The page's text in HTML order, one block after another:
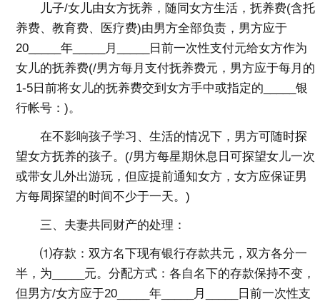
儿子/女儿由女方抚养，随同女方生活，抚养费(含托
养费、教育费、医疗费)由男方全部负责，男方应于
20_____年_____月_____日前一次性支付元给女方作为
女儿的抚养费(/男方每月支付抚养费元，男方应于每月的
1-5日前将女儿的抚养费交到女方手中或指定的_____银
行帐号：)。
在不影响孩子学习、生活的情况下，男方可随时探
望女方抚养的孩子。(/男方每星期休息日可探望女儿一次
或带女儿外出游玩，但应提前通知女方，女方应保证男
方每周探望的时间不少于一天。)
三、夫妻共同财产的处理：
⑴存款：双方名下现有银行存款共元，双方各分一
半，为_____元。分配方式：各自名下的存款保持不变，
但男方/女方应于20_____年_____月_____日前一次性支